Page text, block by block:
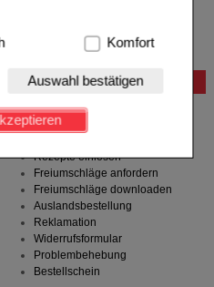
handelt es sich um
Navigation, Warenkorb,
diese nicht verzichtet
zu gestalten,
des
an bevorzugte
ermöglichen es uns
zugeschrittene Inhalte
zu
Komfort
Auswahl bestätigen
Bestellung
Hilfe zur Anmeldung
Hilfe zum Bestellvorgang
Rezepte einlösen
Freiumschläge anfordern
Freiumschläge downloaden
Auslandsbestellung
Reklamation
Widerrufsformular
Problembehebung
Bestellschein